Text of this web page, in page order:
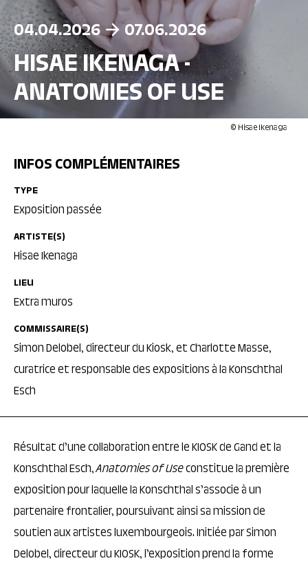
04.04.2026 07.06.2026
HISAE IKENAGA -
ANATOMIES OF USE
© Hisae Ikenaga
Résultat d’une collaboration entre le KIOSK de Gand et la
Konschthal Esch,Anatomies of Useconstitue la première
exposition pour laquelle la Konschthal s’associe à un
partenaire frontalier, poursuivant ainsi sa mission de
soutien aux artistes luxembourgeois. Initiée par Simon
Delobel, directeur du KIOSK, l’exposition prend la forme
INFOS COMPLÉMENTAIRES
TYPE
Exposition passée
ARTISTE(S)
Hisae Ikenaga
LIEU
Extra muros
COMMISSAIRE(S)
Simon Delobel, directeur du Kiosk, et Charlotte Masse,
curatrice et responsable des expositions à la Konschthal
Esch